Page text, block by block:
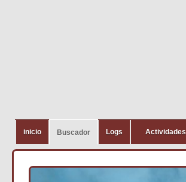
inicio Buscador Logs Actividades